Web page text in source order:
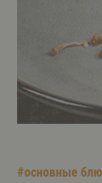
#основные